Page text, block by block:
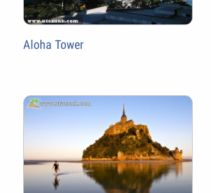
Aloha Tower